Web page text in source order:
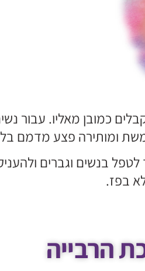
כמובן מאליו. עבור
ומותירה פצע מדמם
בנשים וגברים
בפז.
הרבייה